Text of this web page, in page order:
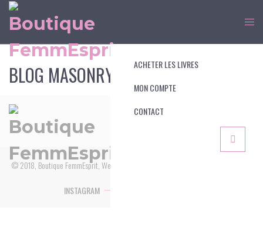
ACHETER LES LIVRES
MON COMPTE
CONTACT
BLOG MASONRY
© 2018, Boutique FemmEsprit, Webmaster : MMentreprise
INSTAGRAM